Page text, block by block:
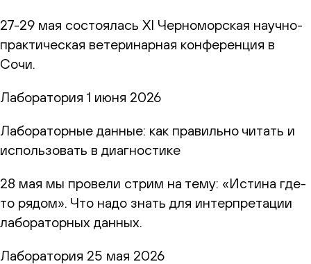
27-29 мая состоялась XI Черноморская научно-
практическая ветеринарная конференция в
Сочи.
Лаборатория 1 июня 2026
Лабораторные данные: как правильно читать и
использовать в диагностике
28 мая мы провели стрим на тему: «Истина где-
то рядом». Что надо знать для интерпретации
лабораторных данных.
Лаборатория 25 мая 2026